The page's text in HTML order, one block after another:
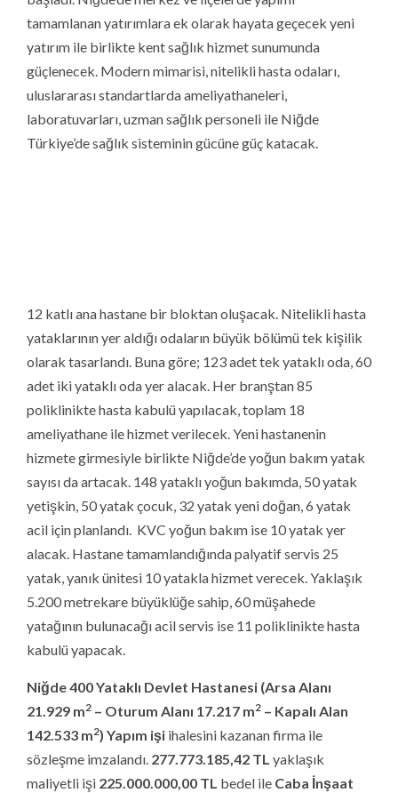
yataklarının yer aldığı odaların büyük bölümü tek kişilik
olarak tasarlandı. Buna göre; 123 adet tek yataklı oda, 60
adet iki yataklı oda yer alacak. Her branştan 85
poliklinikte hasta kabulü yapılacak, toplam 18
ameliyathane ile hizmet verilecek. Yeni hastanenin
hizmete girmesiyle birlikte Niğde’de yoğun bakım yatak
sayısı da artacak. 148 yataklı yoğun bakımda, 50 yatak
kabulü yapacak.
Niğde 400 Yataklı Devlet Hastanesi (Arsa Alanı
21.929 m 2– Oturum Alanı 17.217 m – Kapalı Alan
142.533 m 2) Yapım işiihalesini kazanan firma ile
sözleşme imzalandı.277.773.185,42TLyaklaşık
maliyetli işi225.000.000,00TLbedel ileCaba İnşaat
firması aldı. İşin süresi1000takvim günüdür. (Proje
Müellifi: Selda Gümüşdoğrayan Mimarlık – Fiziki
İlerleme: %13)
Turizmin Merkezine Antalya Aksu’ya 5 Yıldızlı Devlet
Hastanesi
Her yıl milyonlarca yerli ve yabancı turisti ağırlayan
Antalya’ya yeni devlet hastanesi yapılacak. Aksu ilçesinde
inşa edilecek hastane 300 yataklı olacak.
Sağlık Bakanlığı Sağlık Yatırımları Genel Müdürlüğü,
turizm bölgelerine yeni sağlık tesisleri kazandırmak
üzere çalışmalarına hız verdi. Bunlardan biri turizmin
gözde merkezlerinden biri olan Antalya. Aksu ilçesinde
inşa edilecek hastane için 9 Nisan tarihinde ihale yapıldı,